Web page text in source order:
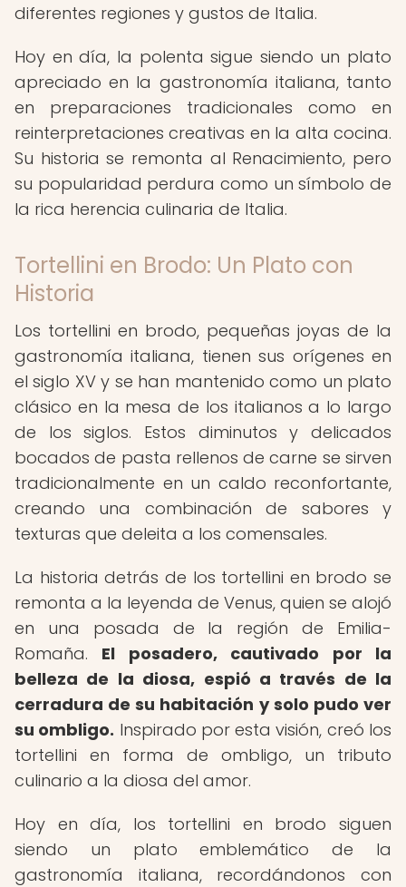
diferentes regiones y gustos de Italia.
Hoy en día, la polenta sigue siendo un plato
apreciado en la gastronomía italiana, tanto
en preparaciones tradicionales como en
reinterpretaciones creativas en la alta cocina.
Su historia se remonta al Renacimiento, pero
su popularidad perdura como un símbolo de
la rica herencia culinaria de Italia.
Tortellini en Brodo: Un Plato con
Historia
Los tortellini en brodo, pequeñas joyas de la
gastronomía italiana, tienen sus orígenes en
el siglo XV y se han mantenido como un plato
clásico en la mesa de los italianos a lo largo
de los siglos. Estos diminutos y delicados
bocados de pasta rellenos de carne se sirven
tradicionalmente en un caldo reconfortante,
creando una combinación de sabores y
texturas que deleita a los comensales.
La historia detrás de los tortellini en brodo se
remonta a la leyenda de Venus, quien se alojó
en una posada de la región de Emilia-
Romaña. El posadero, cautivado por la
belleza de la diosa, espió a través de la
cerradura de su habitación y solo pudo ver
su ombligo. Inspirado por esta visión, creó los
tortellini en forma de ombligo, un tributo
culinario a la diosa del amor.
Hoy en día, los tortellini en brodo siguen
siendo un plato emblemático de la
gastronomía italiana, recordándonos con